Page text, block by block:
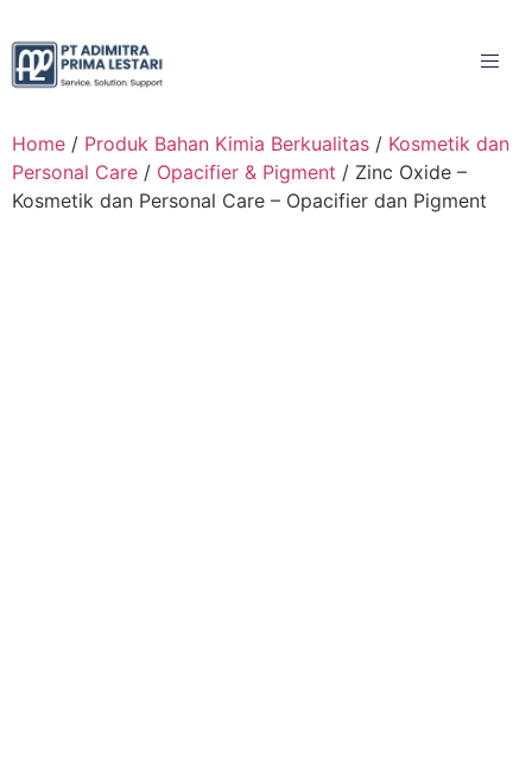
Home / Produk Bahan Kimia Berkualitas / Kosmetik dan
Personal Care / Opacifier & Pigment / Zinc Oxide –
Kosmetik dan Personal Care – Opacifier dan Pigment